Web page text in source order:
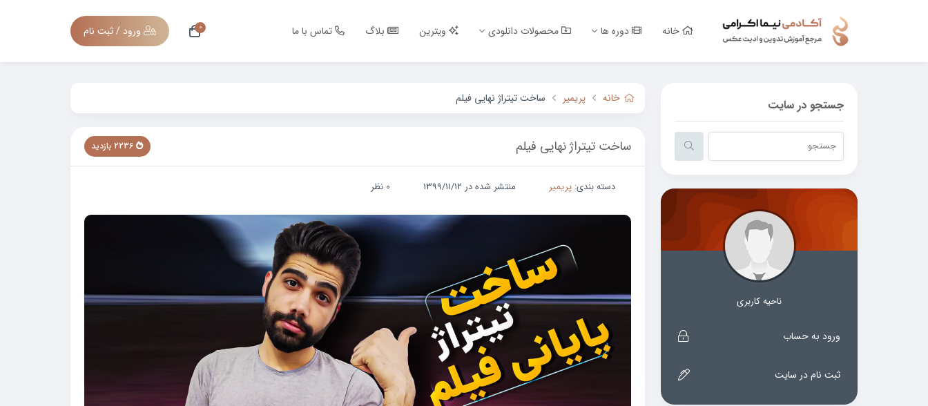
خانه دوره ها محصولات دانلودی ویترین بلاگ تماس با ما ورود / ثبت نام 0
خانه پریمیر ساخت تیتراژ نهایی فیلم
ساخت تیتراژ نهایی فیلم
دسته بندی: پریمیر منتشر شده در 1399/11/12 0 نظر
جستجو در سایت
ناحیه کاربری
ورود به حساب
ثبت نام در سایت